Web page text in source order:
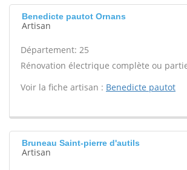
Benedicte pautot Ornans
Artisan
Département: 25
Rénovation électrique complète ou
Voir la fiche artisan : Benedicte pautot
Bruneau Saint-pierre d'autils
Artisan